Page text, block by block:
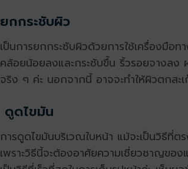
ยกกระชับผิว
เป็นการยกกระชับผิวด้วยการใช้เครื่องมือ
คล้อยน้อยลงและกระชับขึ้น ริ้วรอยจางลง
จริง ๆ ค่ะ นอกจากนี้ อาจจะทำให้ผิวตกสะ
ดูดไขมัน
การดูดไขมันบริเวณใบหน้า แม้จะเป็นวิธีที่
เพราะวิธีนี้จะต้องอาศัยความเชี่ยวชาญข